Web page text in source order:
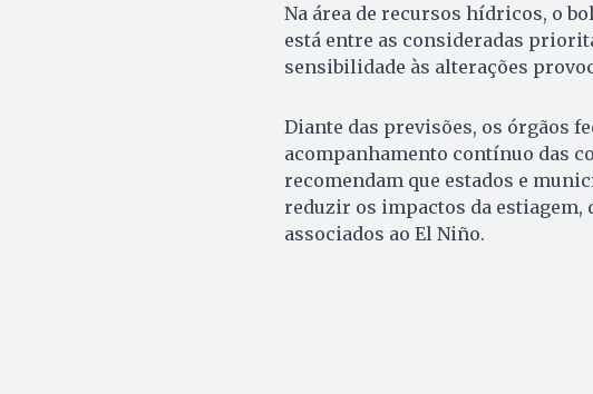
Na área de recursos hídricos, o
está entre as consideradas
sensibilidade às alterações
Diante das previsões, os órgãos
acompanhamento contínuo das
recomendam que estados e
reduzir os impactos da estiagem,
associados ao El Niño.